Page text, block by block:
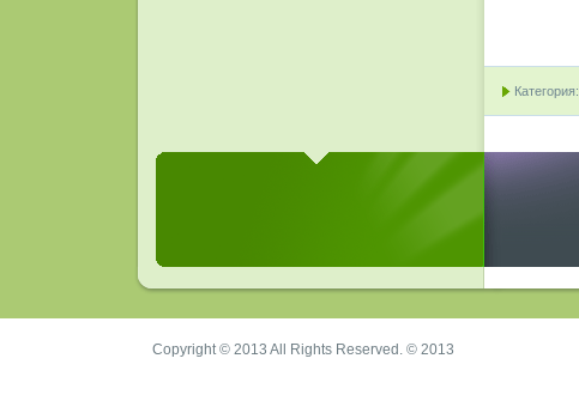
Категория:
Copyright © 2013 All Rights Reserved. © 2013